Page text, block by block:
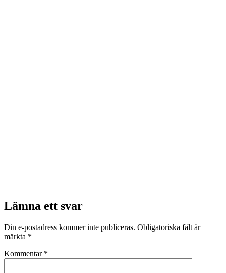
Lämna ett svar
Din e-postadress kommer inte publiceras. Obligatoriska fält är
märkta *
Kommentar *